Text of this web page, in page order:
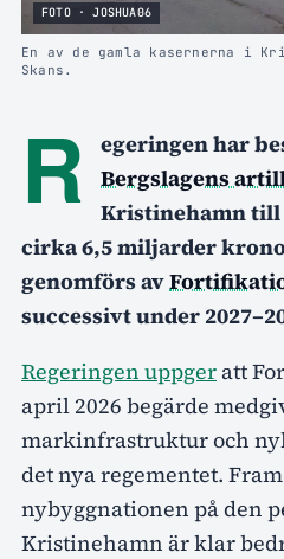
FOTO · JOSHUA06
En av de gamla kasernerna i
Skans.
R
egeringen har
Bergslagens
Kristinehamn till
cirka 6,5 miljarder
genomförs av
successivt under
Regeringen uppger att
april 2026 begärde
markinfrastruktur och
det nya regementet.
nybyggnationen på den
Kristinehamn är klar